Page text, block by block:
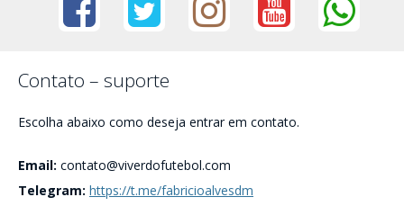
Contato – suporte
Escolha abaixo como deseja entrar em contato.
Email: contato@viverdofutebol.com
Telegram: https://t.me/fabricioalvesdm